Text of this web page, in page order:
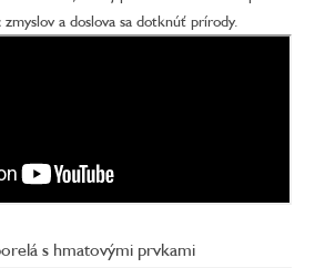
a doslova sa dotknúť prírody.
s hmatovými prvkami